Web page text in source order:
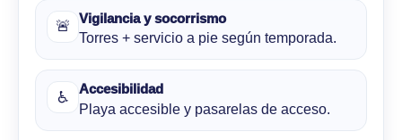
🚨
Vigilancia y socorrismo
Torres + servicio a pie según temporada.
♿
Accesibilidad
Playa accesible y pasarelas de acceso.